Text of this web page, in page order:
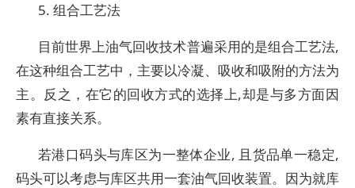
5. 组合工艺法
目前世界上油气回收技术普遍采用的是组合工艺法,
在这种组合工艺中，主要以冷凝、吸收和吸附的方法为
主。反之，在它的回收方式的选择上,却是与多方面因
素有直接关系。
若港口码头与库区为一整体企业, 且货品单一稳定,
码头可以考虑与库区共用一套油气回收装置。因为就库